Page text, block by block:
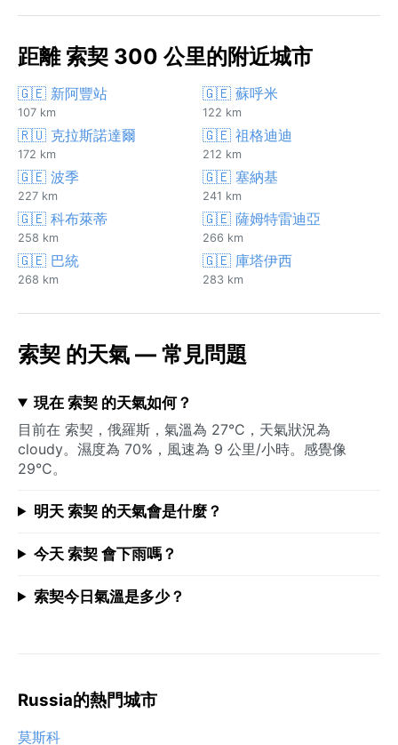
距離 索契 300 公里的附近城市
🇬🇪 新阿豐站
107 km
🇬🇪 蘇呼米
122 km
🇷🇺 克拉斯諾達爾
172 km
🇬🇪 祖格迪迪
212 km
🇬🇪 波季
227 km
🇬🇪 塞納基
241 km
🇬🇪 科布萊蒂
258 km
🇬🇪 薩姆特雷迪亞
266 km
🇬🇪 巴統
268 km
🇬🇪 庫塔伊西
283 km
索契 的天氣 — 常見問題
現在 索契 的天氣如何？
目前在 索契，俄羅斯，氣溫為 27°C，天氣狀況為
cloudy。濕度為 70%，風速為 9 公里/小時。感覺像
29°C。
明天 索契 的天氣會是什麼？
今天 索契 會下雨嗎？
索契今日氣溫是多少？
Russia的熱門城市
莫斯科